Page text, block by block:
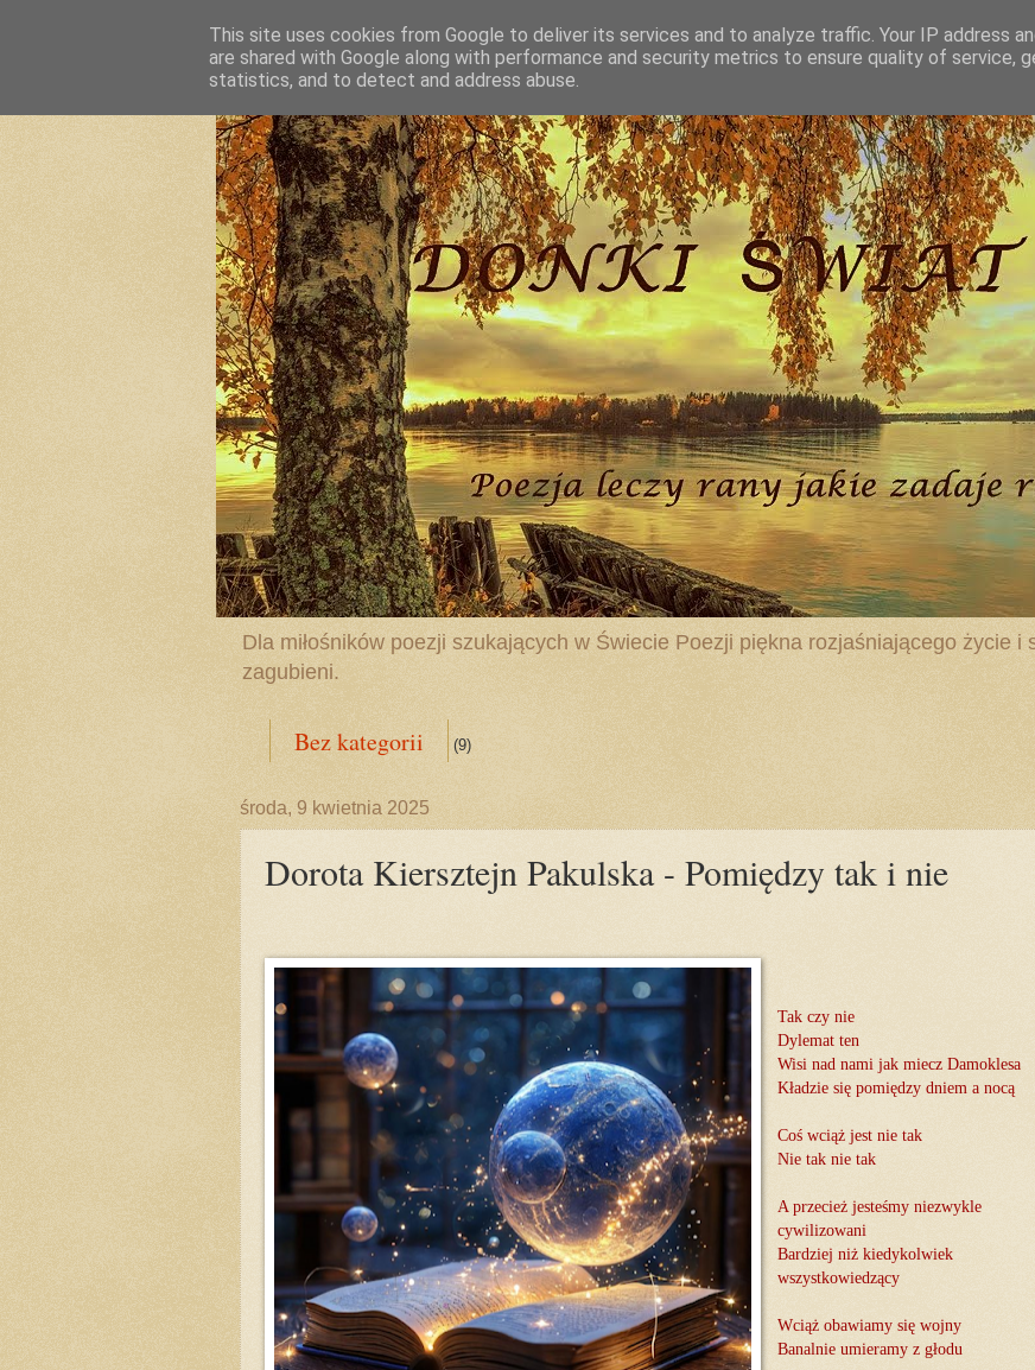
Dla miłośników poezji szukających w Świecie Poezji piękna rozjaśniającego życie i
zagubieni.
Bez kategorii (9)
środa, 9 kwietnia 2025
Dorota Kiersztejn Pakulska - Pomiędzy tak i nie
Tak czy nie
Dylemat ten
Wisi nad nami jak miecz Damoklesa
Kładzie się pomiędzy dniem a nocą
Coś wciąż jest nie tak
Nie tak nie tak
A przecież jesteśmy niezwykle
cywilizowani
Bardziej niż kiedykolwiek
wszystkowiedzący
Wciąż obawiamy się wojny
Banalnie umieramy z głodu
This site uses cookies from Google to deliver its services and to analyze traffic. Your IP address
are shared with Google along with performance and security metrics to ensure quality of service,
statistics, and to detect and address abuse.